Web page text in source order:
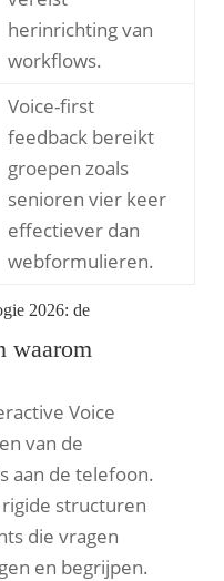
herinrichting van
workflows.
Voice-first
feedback bereikt
groepen zoals
senioren vier keer
effectiever dan
webformulieren.
2026: de
waarom
Voice
van de
aan de telefoon.
structuren
die vragen
en begrijpen.